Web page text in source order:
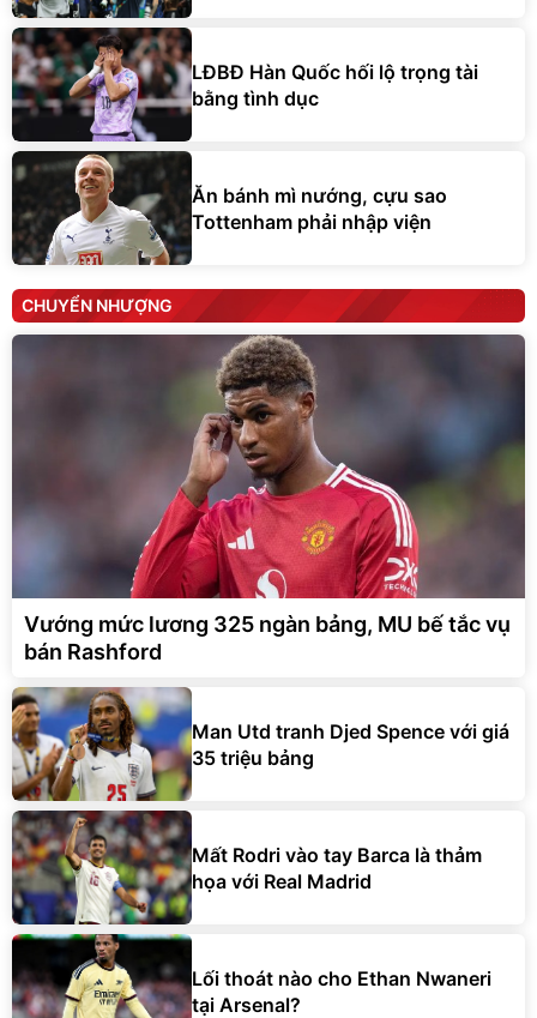
LĐBĐ Hàn Quốc hối lộ trọng tài
bằng tình dục
Ăn bánh mì nướng, cựu sao
Tottenham phải nhập viện
CHUYỂN NHƯỢNG
Vướng mức lương 325 ngàn bảng, MU bế tắc vụ
bán Rashford
Man Utd tranh Djed Spence với giá
35 triệu bảng
Mất Rodri vào tay Barca là thảm
họa với Real Madrid
Lối thoát nào cho Ethan Nwaneri
tại Arsenal?